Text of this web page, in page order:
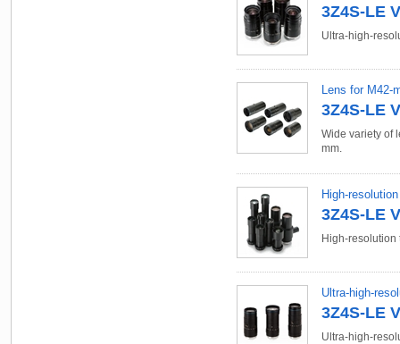
3Z4S-LE
Ultra-high-
Lens for M42-
3Z4S-LE
Wide variety of
mm.
High-
3Z4S-LE
High-
Ultra-high-
3Z4S-LE
Ultra-high-